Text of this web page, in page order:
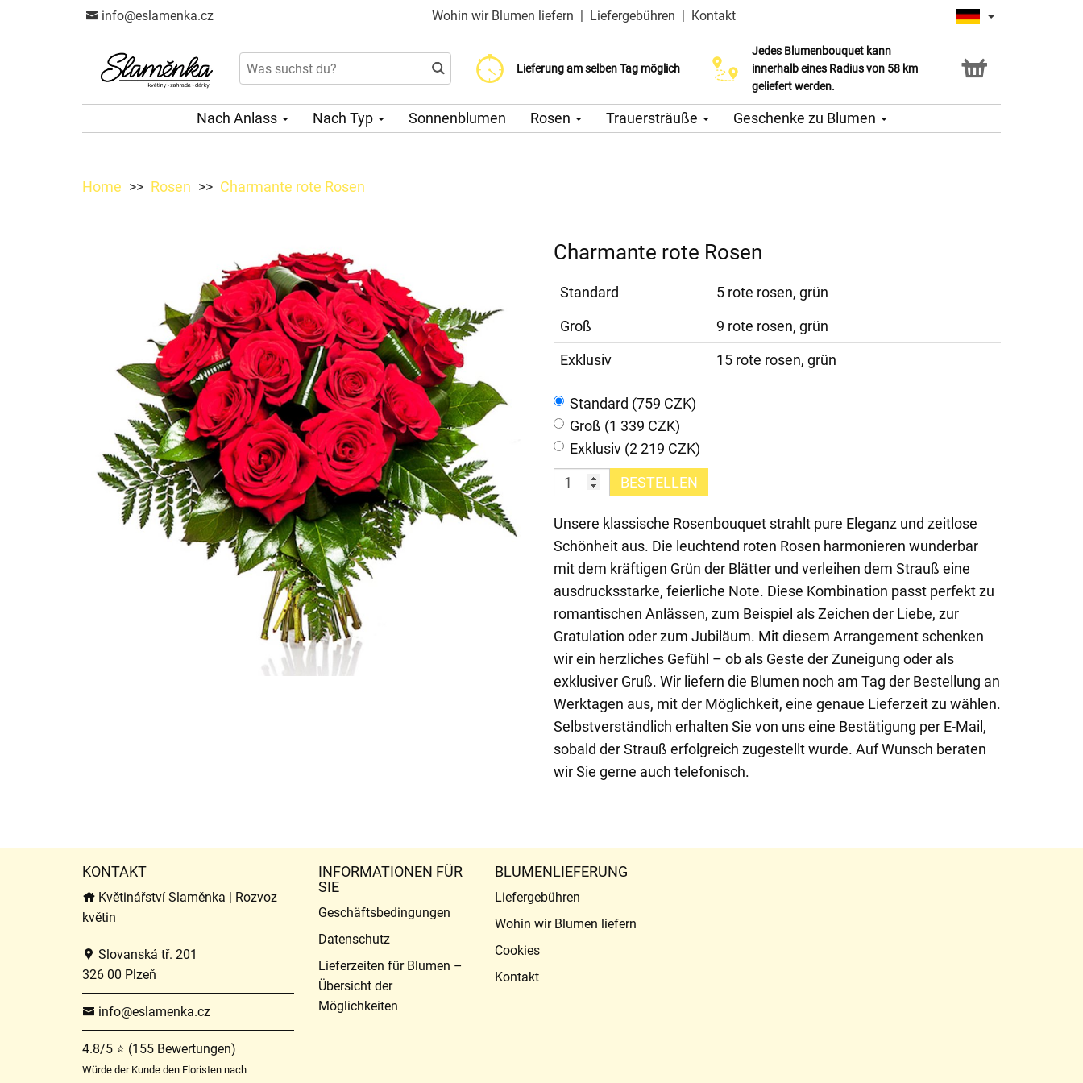
info@eslamenka.cz Wohin wir Blumen liefern | Liefergebühren | Kontakt
Lieferung am selben Tag möglich
Liefergebühr ab 200 CZK
Wählen Sie Ihr Lieferdatum
Jedes Blumenbouquet kann
innerhalb eines Radius von 58 km
geliefert werden.
Nach Anlass Nach Typ Sonnenblumen Rosen Trauersträuße Geschenke zu Blumen
Home Rosen Charmante rote Rosen
Charmante rote Rosen
Standard
5 rote rosen, grün
Groß
9 rote rosen, grün
Exklusiv
15 rote rosen, grün
Standard (759 CZK)
Groß (1 339 CZK)
Exklusiv (2 219 CZK)
BESTELLEN
Unsere klassische Rosenbouquet strahlt pure Eleganz und zeitlose
Schönheit aus. Die leuchtend roten Rosen harmonieren wunderbar
mit dem kräftigen Grün der Blätter und verleihen dem Strauß eine
ausdrucksstarke, feierliche Note. Diese Kombination passt perfekt zu
romantischen Anlässen, zum Beispiel als Zeichen der Liebe, zur
Gratulation oder zum Jubiläum. Mit diesem Arrangement schenken
wir ein herzliches Gefühl – ob als Geste der Zuneigung oder als
exklusiver Gruß. Wir liefern die Blumen noch am Tag der Bestellung an
Werktagen aus, mit der Möglichkeit, eine genaue Lieferzeit zu wählen.
Selbstverständlich erhalten Sie von uns eine Bestätigung per E-Mail,
sobald der Strauß erfolgreich zugestellt wurde. Auf Wunsch beraten
wir Sie gerne auch telefonisch.
KONTAKT
Květinářství Slaměnka | Rozvoz
květin
Slovanská tř. 201
326 00 Plzeň
info@eslamenka.cz
4.8/5 ⭐ (155 Bewertungen)
Würde der Kunde den Floristen nach
INFORMATIONEN FÜR
SIE
Geschäftsbedingungen
Datenschutz
Lieferzeiten für Blumen –
Übersicht der
Möglichkeiten
BLUMENLIEFERUNG
Liefergebühren
Wohin wir Blumen liefern
Cookies
Kontakt